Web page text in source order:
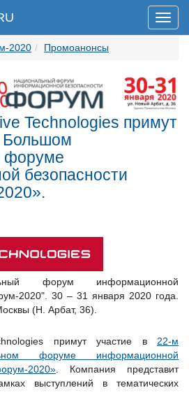
Меню
2020 Промоанонсы
Technologies примут
Большом
форуме
безопасности
форум информационной
2020". 30 – 31 января 2020 года.
(Н. Арбат, 36).
примут участие в 22-м
форуме информационной
2020» . Компания представит
выступлений в тематических